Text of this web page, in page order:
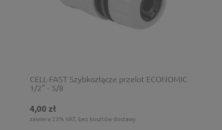
CELL-FAST Szybkozłącze przelot ECONOMIC
1/2" - 5/8
4,00 zł
zawiera 23% VAT, bez kosztów dostawy